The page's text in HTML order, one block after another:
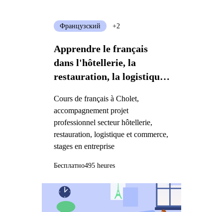
Apprendre le français
dans l'hôtellerie, la
restauration, la logistique
Cours de français à Cholet,
accompagnement projet
professionnel secteur hôtellerie,
restauration, logistique et commerce,
stages en entreprise
Французский +2
Бесплатно495 heures